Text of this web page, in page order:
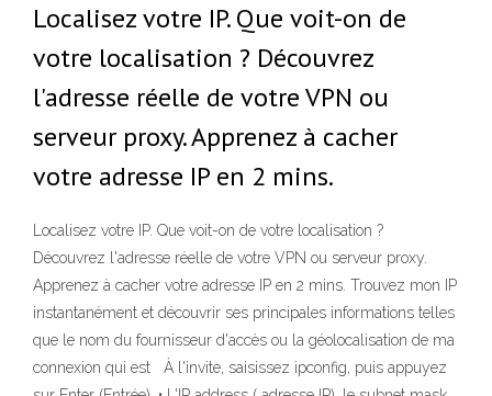
Localisez votre IP. Que voit-on de
votre localisation ? Découvrez
l'adresse réelle de votre VPN ou
serveur proxy. Apprenez à cacher
votre adresse IP en 2 mins.
Localisez votre IP. Que voit-on de votre localisation ?
Découvrez l'adresse réelle de votre VPN ou serveur proxy.
Apprenez à cacher votre adresse IP en 2 mins. Trouvez mon IP
instantanément et découvrir ses principales informations telles
que le nom du fournisseur d'accès ou la géolocalisation de ma
connexion qui est À l'invite, saisissez ipconfig, puis appuyez